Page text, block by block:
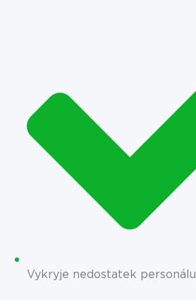
Vykryje nedostatek personálu